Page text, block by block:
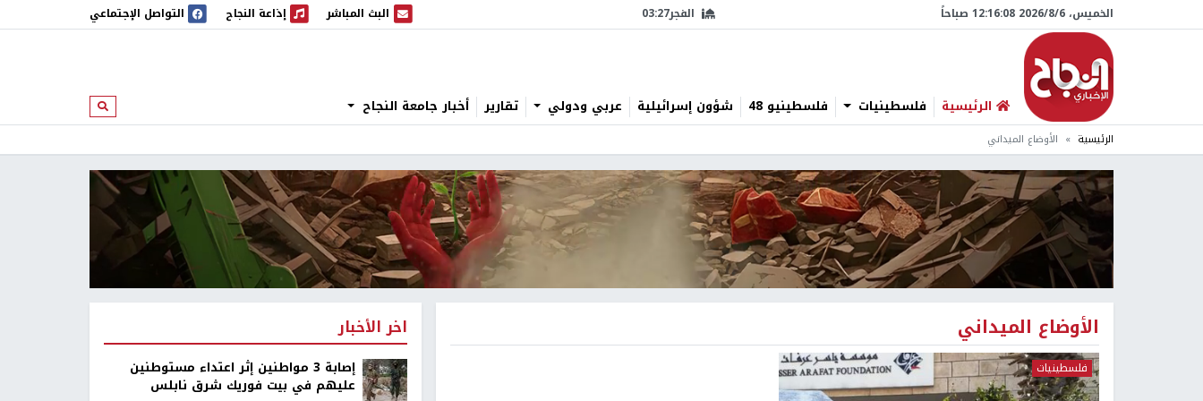
الخميس، 6/‏8/‏2026 12:16:08 صباحاً الفجر03:27 البث المباشر
البث المباشر إذاعة النجاح
إذاعة النجاح التواصل الإجتماعي
الرئيسية فلسطينيات فلسطينيو 48 شؤون إسرائيلية عربي ودولي تقارير أخبار جامعة النجاح ابحث
الرئيسية الأوضاع الميداني
الأوضاع الميداني
فلسطينيات
اخر الأخبار
إصابة 3 مواطنين إثر اعتداء مستوطنين
عليهم في بيت فوريك شرق نابلس